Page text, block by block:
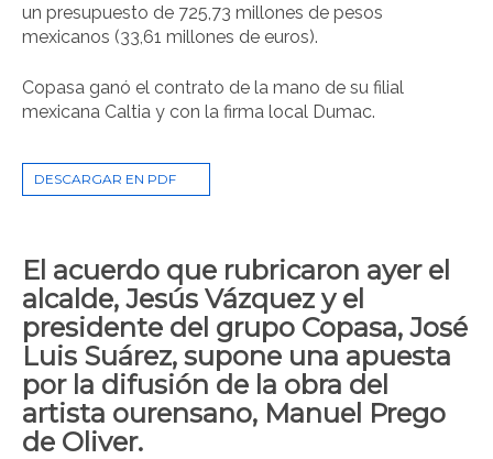
un presupuesto de 725,73 millones de pesos
mexicanos (33,61 millones de euros).
Copasa ganó el contrato de la mano de su filial
mexicana Caltia y con la firma local Dumac.
DESCARGAR EN PDF
El acuerdo que rubricaron ayer el
alcalde, Jesús Vázquez y el
presidente del grupo Copasa, José
Luis Suárez, supone una apuesta
por la difusión de la obra del
artista ourensano, Manuel Prego
de Oliver.